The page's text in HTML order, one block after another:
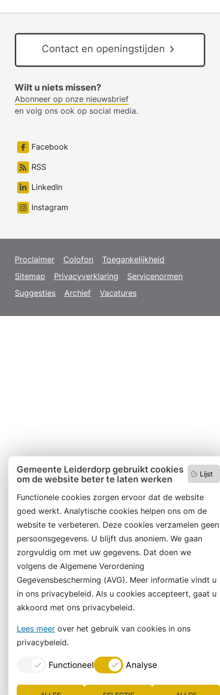
Lijst
Gemeente Leiderdorp gebruikt cookies
om de website beter te laten werken
Functionele cookies zorgen ervoor dat de website
goed werkt. Analytische cookies helpen ons om de
website te verbeteren. Deze cookies verzamelen geen
persoonsgegevens. U blijft dus anoniem. We gaan
zorgvuldig om met uw gegevens. Dat doen we
volgens de Algemene Verordening
Gegevensbescherming (AVG). Meer informatie vindt u
in ons privacybeleid. Als u cookies accepteert, gaat u
akkoord met ons privacybeleid.
Lees meer over het gebruik van cookies in ons
privacybeleid.
Functioneel Analyse
Contact en openingstijden
Wilt u niets missen?
Abonneer op onze nieuwsbrief
en volg ons ook op social media.
Facebook
RSS
LinkedIn
Instagram
Proclaimer Colofon
Toegankelijkheid
Sitemap
Privacyverklaring
Servicenormen
Suggesties
Archief Vacatures